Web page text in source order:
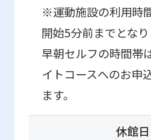
※運動施設の利用時
開始5分前までとな
早朝セルフの時間帯
イトコースへのお申
ます。
休館日